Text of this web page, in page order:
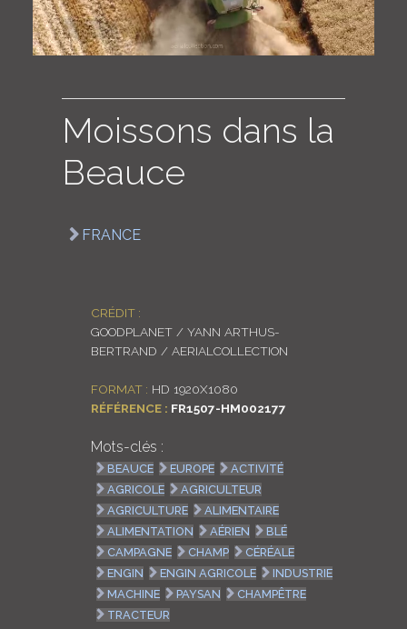
COLLECTIONS
LOGIN
Moissons dans la
Beauce
FRANCE
CRÉDIT :
GOODPLANET / YANN ARTHUS-
BERTRAND / AERIALCOLLECTION
FORMAT : HD 1920X1080
RÉFÉRENCE : FR1507-HM002177
Mots-clés :
BEAUCE EUROPE
ACTIVITÉ
AGRICOLE
AGRICULTEUR
AGRICULTURE
ALIMENTAIRE
ALIMENTATION
AÉRIEN
BLÉ
CAMPAGNE
CHAMP
CÉRÉALE
ENGIN
ENGIN AGRICOLE
INDUSTRIE
MACHINE
PAYSAN
CHAMPÊTRE
TRACTEUR